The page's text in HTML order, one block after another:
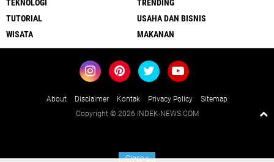
TEKNOLOGI
TRENDING
TUTORIAL
USAHA DAN BISNIS
WISATA
MAKANAN
About Disclaimer Kontak Privacy Policy
Sitemap
Copyright © 2026 INDEK-NEWS.COM
Closex